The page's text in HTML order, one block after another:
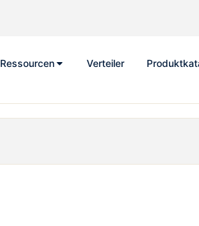
Ressourcen Verteiler